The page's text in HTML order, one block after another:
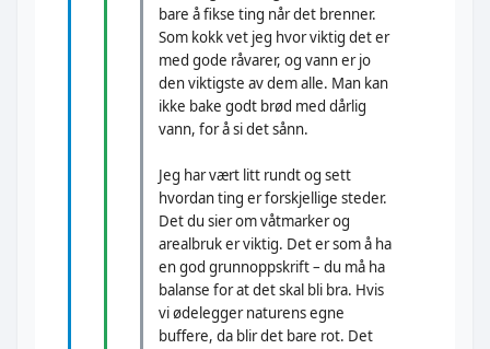
bare å fikse ting når det brenner.
Som kokk vet jeg hvor viktig det er
med gode råvarer, og vann er jo
den viktigste av dem alle. Man kan
ikke bake godt brød med dårlig
vann, for å si det sånn.
Jeg har vært litt rundt og sett
hvordan ting er forskjellige steder.
Det du sier om våtmarker og
arealbruk er viktig. Det er som å ha
en god grunnoppskrift – du må ha
balanse for at det skal bli bra. Hvis
vi ødelegger naturens egne
buffere, da blir det bare rot. Det